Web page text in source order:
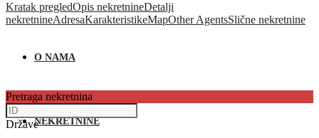
O NAMA
NEKRETNINE
Kratak pregledOpis nekretnineDetalji
nekretnineAdresaKarakteristikeMapOther AgentsSlične nekretnine
Pretraga nekretnina
Države